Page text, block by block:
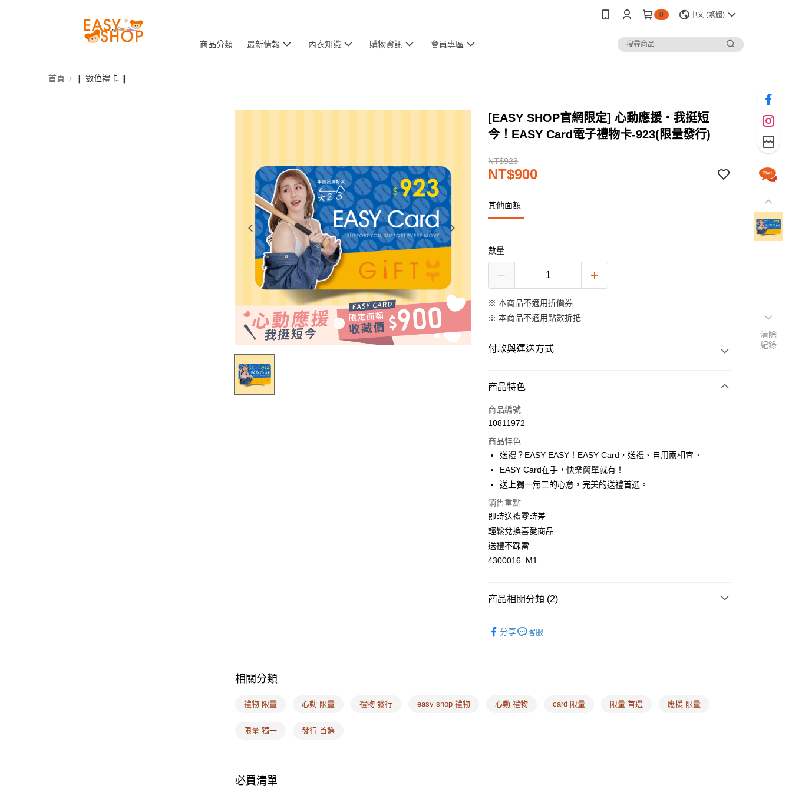
0 中文 (繁體)
商品分類 最新情報 內衣知識 購物資訊 會員專區
首頁 ❙ 數位禮卡 ❙
[EASY SHOP官網限定] 心動應援・我挺短
今！EASY Card電子禮物卡-923(限量發行)
NT$923
NT$900
其他面額
數量
※ 本商品不適用折價券
※ 本商品不適用點數折抵
付款與運送方式
付款方式
信用卡一次付款
運送方式
數位發送
免運費
商品特色
商品編號
10811972
商品特色
送禮？EASY EASY！EASY Card，送禮、自用兩相宜。
EASY Card在手，快樂簡單就有！
送上獨一無二的心意，完美的送禮首選。
銷售重點
即時送禮零時差
輕鬆兌換喜愛商品
送禮不踩雷
4300016_M1
商品相關分類 (2)
分享 客服
相關分類
禮物 限量 心動 限量 禮物 發行 easy shop 禮物 心動 禮物 card 限量 限量 首選 應援 限量
限量 獨一 發行 首選
必買清單
清除
紀錄